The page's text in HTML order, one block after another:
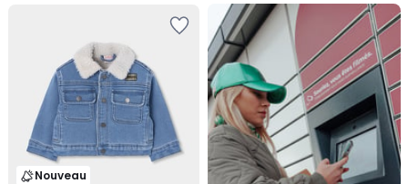
Nouveau
Nouveau
Livraison
en
Locker
Mondial
Relay